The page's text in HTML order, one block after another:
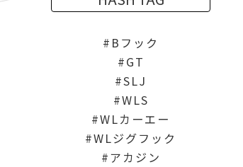
Bフック
GT
SLJ
WLS
WLカーエー
WLジグフック
アカジン